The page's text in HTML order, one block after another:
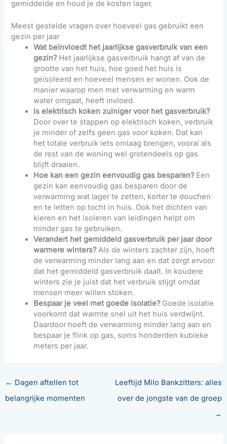
gemiddelde en houd je de kosten lager.
Meest gestelde vragen over hoeveel gas gebruikt een
gezin per jaar
Wat beïnvloedt het jaarlijkse gasverbruik van een
gezin?Het jaarlijkse gasverbruik hangt af van de
grootte van het huis, hoe goed het huis is
geïsoleerd en hoeveel mensen er wonen. Ook de
manier waarop men met verwarming en warm
water omgaat, heeft invloed.
Is elektrisch koken zuiniger voor het gasverbruik?
Door over te stappen op elektrisch koken, verbruik
je minder of zelfs geen gas voor koken. Dat kan
het totale verbruik iets omlaag brengen, vooral als
de rest van de woning wel grotendeels op gas
blijft draaien.
Hoe kan een gezin eenvoudig gas besparen?Een
gezin kan eenvoudig gas besparen door de
verwarming wat lager te zetten, korter te douchen
en te letten op tocht in huis. Ook het dichten van
kieren en het isoleren van leidingen helpt om
minder gas te gebruiken.
Verandert het gemiddeld gasverbruik per jaar door
warmere winters?Als de winters zachter zijn, hoeft
de verwarming minder lang aan en dat zorgt ervoor
dat het gemiddeld gasverbruik daalt. In koudere
winters zie je juist dat het verbruik stijgt omdat
mensen meer willen stoken.
Bespaar je veel met goede isolatie?Goede isolatie
voorkomt dat warmte snel uit het huis verdwijnt.
Daardoor hoeft de verwarming minder lang aan en
bespaar je flink op gas, soms honderden kubieke
meters per jaar.
← Dagen aftellen tot
belangrijke momenten
Leeftijd Milo Bankzitters: alles
over de jongste van de groep
→